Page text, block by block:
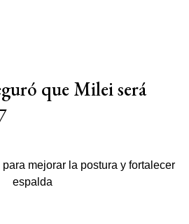
que Milei será